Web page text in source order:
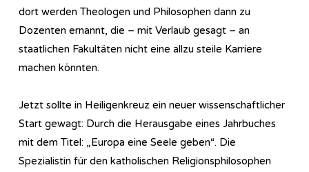
dort werden Theologen und Philosophen dann zu
Dozenten ernannt, die – mit Verlaub gesagt – an
staatlichen Fakultäten nicht eine allzu steile Karriere
machen könnten.
Jetzt sollte in Heiligenkreuz ein neuer wissenschaftlicher
Start gewagt: Durch die Herausgabe eines Jahrbuches
mit dem Titel: „Europa eine Seele geben“. Die
Spezialistin für den katholischen Religionsphilosophen